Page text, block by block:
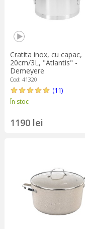
Cratita inox, cu capac,
20cm/3L, "Atlantis" -
Demeyere
Cod: 41320
(11)
În stoc
1190 lei